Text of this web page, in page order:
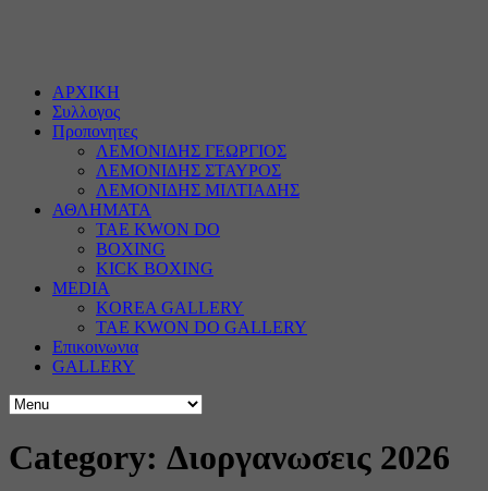
ΑΡΧΙΚΗ
Συλλογος
Προπονητες
ΛΕΜΟΝΙΔΗΣ ΓΕΩΡΓΙΟΣ
ΛΕΜΟΝΙΔΗΣ ΣΤΑΥΡΟΣ
ΛΕΜΟΝΙΔΗΣ ΜΙΛΤΙΑΔΗΣ
ΑΘΛΗΜΑΤΑ
TAE KWON DO
BOXING
KICK BOXING
MEDIA
KOREA GALLERY
TAE KWON DO GALLERY
Επικοινωνια
GALLERY
Category: Διοργανωσεις 2026